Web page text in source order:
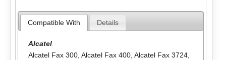
Compatible With Details
Alcatel
Alcatel Fax 300, Alcatel Fax 400, Alcatel Fax 3724,